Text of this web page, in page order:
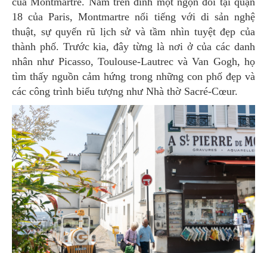
18 của Paris, Montmartre nổi tiếng với di sản nghệ
thuật, sự quyến rũ lịch sử và tầm nhìn tuyệt đẹp của
thành phố. Trước kia, đây từng là nơi ở của các danh
nhân như Picasso, Toulouse-Lautrec và Van Gogh, họ
tìm thấy nguồn cảm hứng trong những con phố đẹp và
các công trình biểu tượng như Nhà thờ Sacré-Cœur.